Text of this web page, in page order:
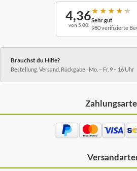
4,36
von 5,00
★ ★ ★ ★ ★
Sehr gut
980 verifizierte
Brauchst du Hilfe?
Bestellung, Versand, Rückgabe · Mo. – Fr. 9 – 16 Uhr